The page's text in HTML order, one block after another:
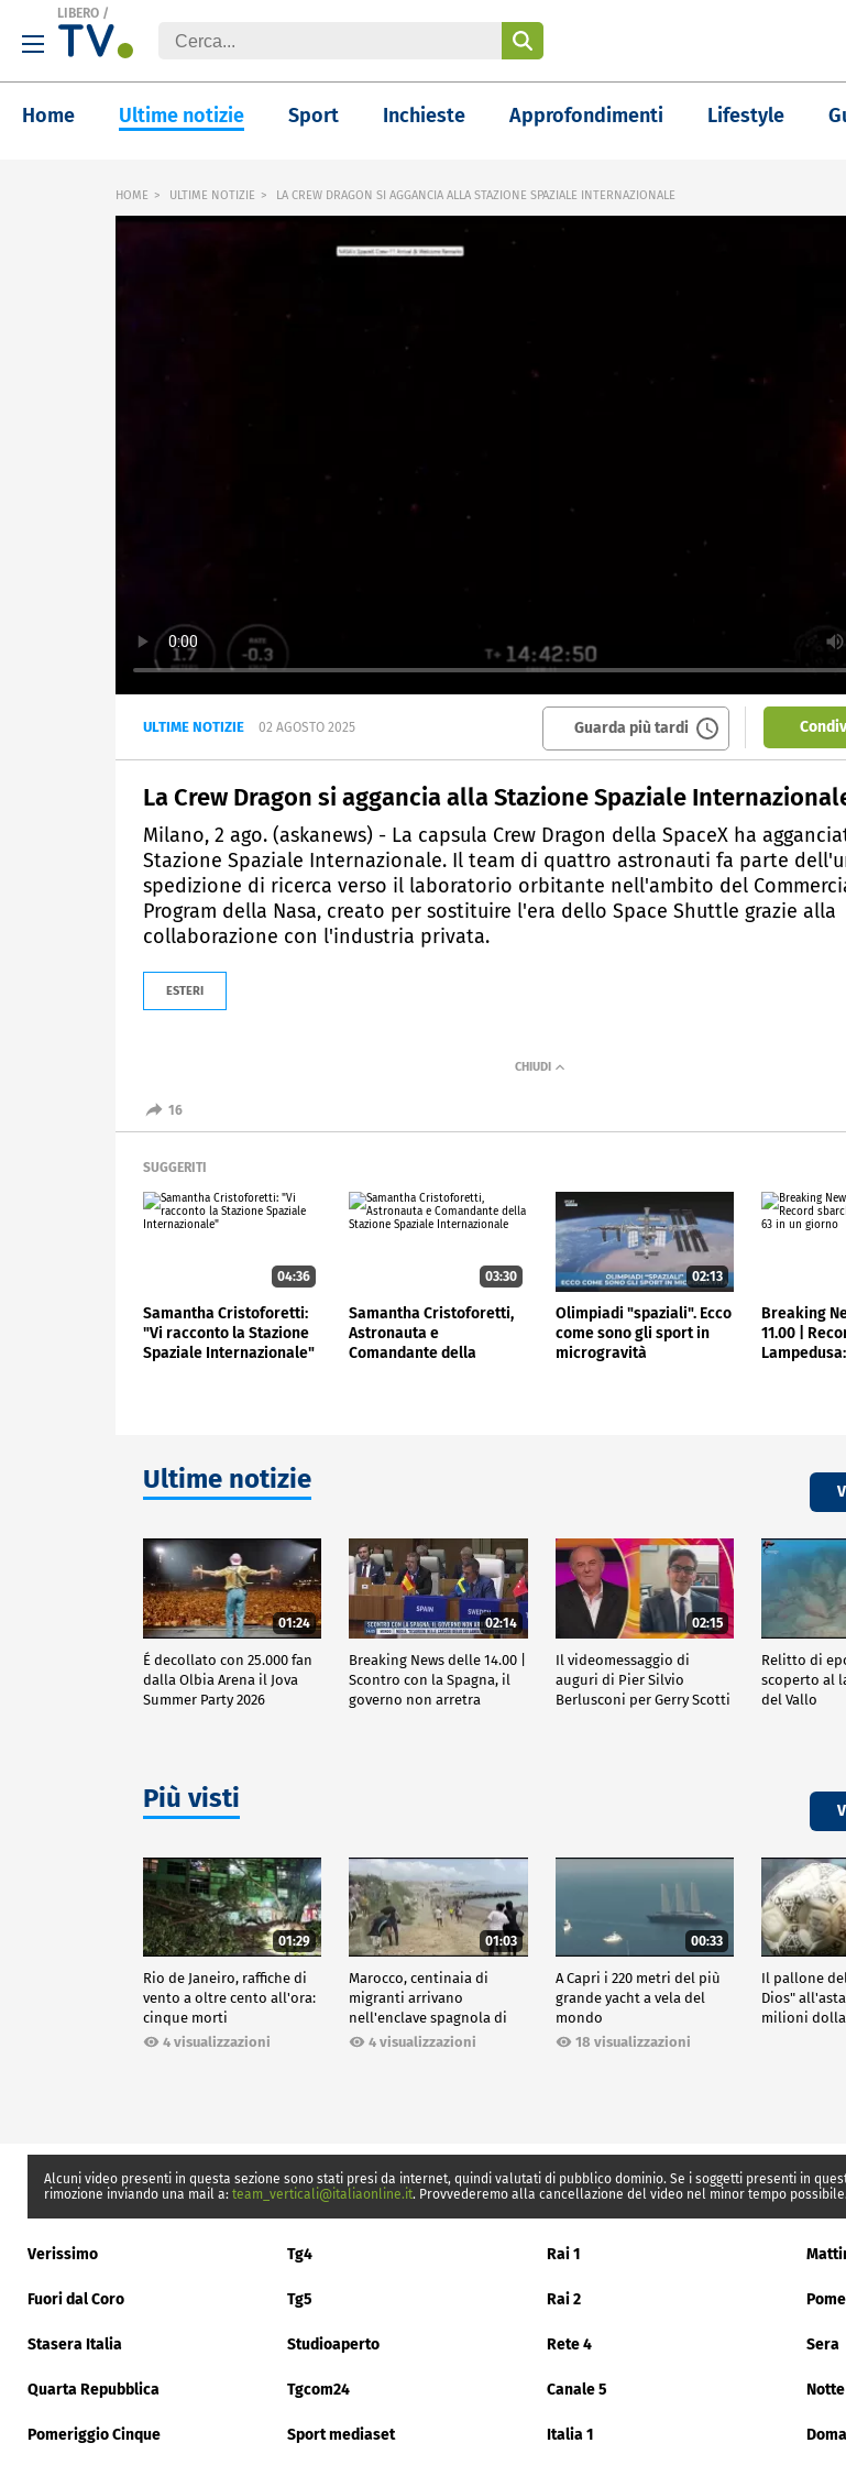
LIBERO /
Home Ultime notizie Sport Inchieste Approfondimenti Lifestyle
HOME ULTIME NOTIZIE LA CREW DRAGON SI AGGANCIA ALLA STAZIONE SPAZIALE INTERNAZIONALE
ULTIME NOTIZIE 02 AGOSTO 2025 Guarda più tardi
La Crew Dragon si aggancia alla Stazione Spaziale
Milano, 2 ago. (askanews) - La capsula Crew Dragon della SpaceX ha
Stazione Spaziale Internazionale. Il team di quattro astronauti fa parte
spedizione di ricerca verso il laboratorio orbitante nell'ambito del
Program della Nasa, creato per sostituire l'era dello Space Shuttle grazie alla
collaborazione con l'industria privata.
ESTERI
16
SUGGERITI
04:36
Samantha Cristoforetti:
"Vi racconto la Stazione
Spaziale Internazionale"
03:30
Samantha Cristoforetti,
Astronauta e
Comandante della
02:13
Olimpiadi "spaziali". Ecco
come sono gli sport in
microgravità
Breaking
11.00 |
Ultime notizie
01:24
É decollato con 25.000 fan
dalla Olbia Arena il Jova
Summer Party 2026
02:14
Breaking News delle 14.00 |
Scontro con la Spagna, il
governo non arretra
02:15
Il videomessaggio di
auguri di Pier Silvio
Berlusconi per Gerry Scotti
Relitto di
scoperto al
del Vallo
Più visti
01:29
Rio de Janeiro, raffiche di
vento a oltre cento all'ora:
cinque morti
4 visualizzazioni
01:03
Marocco, centinaia di
migranti arrivano
nell'enclave spagnola di
Ceuta4 visualizzazioni
00:33
A Capri i 220 metri del più
grande yacht a vela del
mondo
18 visualizzazioni
Il pallone
Dios"
milioni
Alcuni video presenti in questa sezione sono stati presi da internet, quindi valutati di pubblico dominio. Se i soggetti presenti in
rimozione inviando una mail a: team_verticali@italiaonline.it. Provvederemo alla cancellazione del video nel minor tempo possibile.
Verissimo Tg4 Rai 1
Fuori dal Coro Tg5 Rai 2
Stasera Italia Studioaperto Rete 4 Sera
Quarta Repubblica Tgcom24 Canale 5 Notte
Pomeriggio Cinque Sport mediaset Italia 1